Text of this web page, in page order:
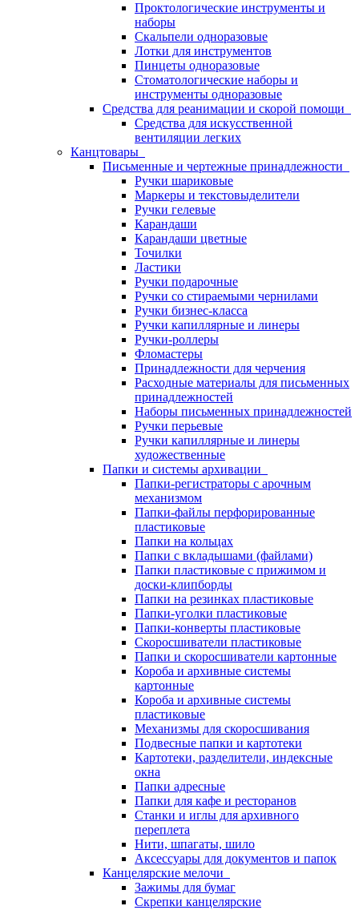
Проктологические инструменты и
наборы
Скальпели одноразовые
Лотки для инструментов
Пинцеты одноразовые
Стоматологические наборы и
инструменты одноразовые
Средства для реанимации и скорой помощи
Средства для искусственной
вентиляции легких
Канцтовары
Письменные и чертежные принадлежности
Ручки шариковые
Маркеры и текстовыделители
Ручки гелевые
Карандаши
Карандаши цветные
Точилки
Ластики
Ручки подарочные
Ручки со стираемыми чернилами
Ручки бизнес-класса
Ручки капиллярные и линеры
Ручки-роллеры
Фломастеры
Принадлежности для черчения
Расходные материалы для письменных
принадлежностей
Наборы письменных принадлежностей
Ручки перьевые
Ручки капиллярные и линеры
художественные
Папки и системы архивации
Папки-регистраторы с арочным
механизмом
Папки-файлы перфорированные
пластиковые
Папки на кольцах
Папки с вкладышами (файлами)
Папки пластиковые с прижимом и
доски-клипборды
Папки на резинках пластиковые
Папки-уголки пластиковые
Папки-конверты пластиковые
Скоросшиватели пластиковые
Папки и скоросшиватели картонные
Короба и архивные системы
картонные
Короба и архивные системы
пластиковые
Механизмы для скоросшивания
Подвесные папки и картотеки
Картотеки, разделители, индексные
окна
Папки адресные
Папки для кафе и ресторанов
Станки и иглы для архивного
переплета
Нити, шпагаты, шило
Аксессуары для документов и папок
Канцелярские мелочи
Зажимы для бумаг
Скрепки канцелярские